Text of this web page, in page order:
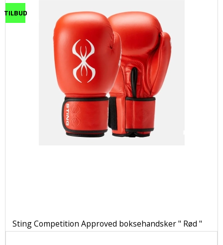
TILBUD
Sting Competition Approved boksehandsker " Rød "